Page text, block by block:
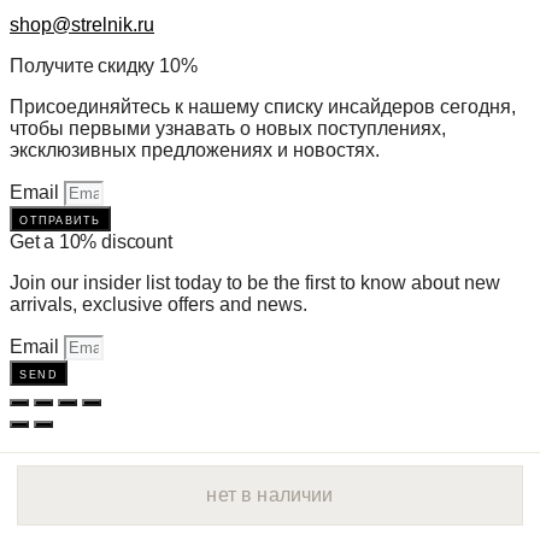
нет в наличии
shop@strelnik.ru
Получите скидку 10%
Присоединяйтесь к нашему списку инсайдеров сегодня,
чтобы первыми узнавать о новых поступлениях,
эксклюзивных предложениях и новостях.
Email
отправить
Get a 10% discount
Join our insider list today to be the first to know about new
arrivals, exclusive offers and news.
Email
send